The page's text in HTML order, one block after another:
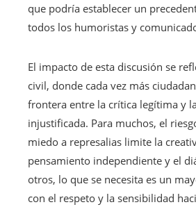
que podría establecer un
todos los humoristas y
El impacto de esta discusión se
civil, donde cada vez más
frontera entre la crítica legítima y
injustificada. Para muchos, el
miedo a represalias limite la
pensamiento independiente y el
otros, lo que se necesita es un
con el respeto y la sensibilidad